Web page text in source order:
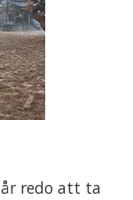
redo att ta